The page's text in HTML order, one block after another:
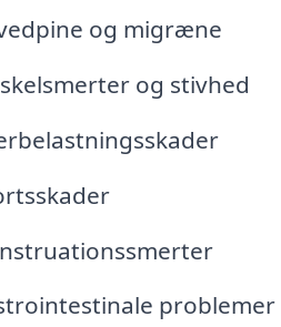
og migræne
og stivhed